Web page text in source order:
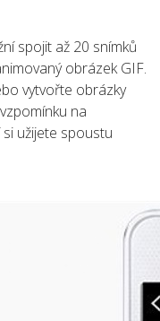
spojit až 20 snímků
obrázek GIF.
vytvořte obrázky
na
užijete spoustu